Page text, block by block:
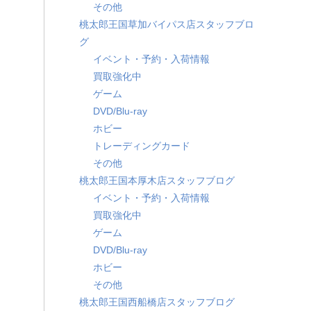
その他
桃太郎王国草加バイパス店スタッフブロ
グ
イベント・予約・入荷情報
買取強化中
ゲーム
DVD/Blu-ray
ホビー
トレーディングカード
その他
桃太郎王国本厚木店スタッフブログ
イベント・予約・入荷情報
買取強化中
ゲーム
DVD/Blu-ray
ホビー
その他
桃太郎王国西船橋店スタッフブログ